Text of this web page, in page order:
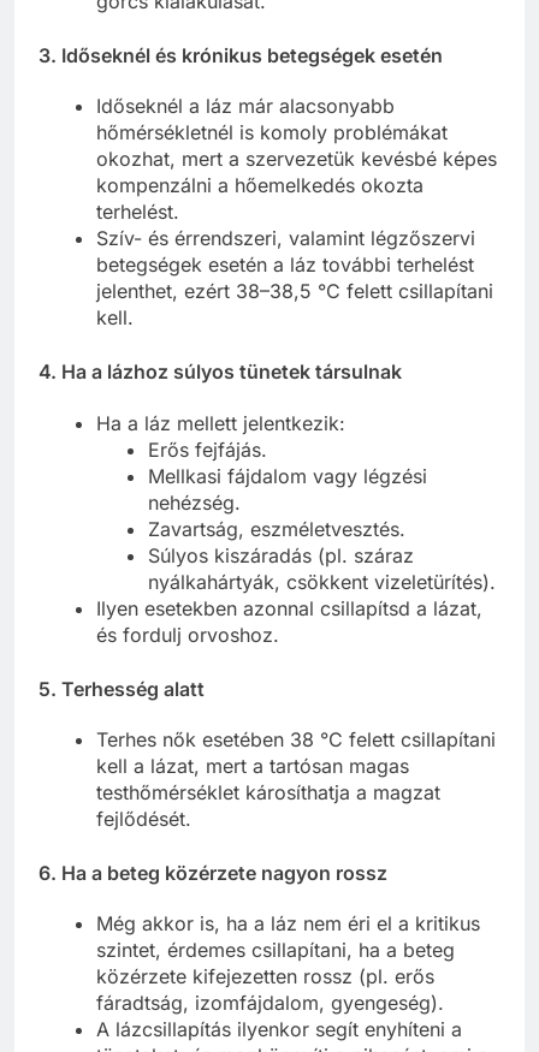
3. Időseknél és krónikus betegségek esetén
Időseknél a láz már alacsonyabb
hőmérsékletnél is komoly problémákat
okozhat, mert a szervezetük kevésbé képes
kompenzálni a hőemelkedés okozta
terhelést.
Szív- és érrendszeri, valamint légzőszervi
betegségek esetén a láz további terhelést
jelenthet, ezért 38–38,5 °C felett csillapítani
kell.
4. Ha a lázhoz súlyos tünetek társulnak
Ha a láz mellett jelentkezik:
Erős fejfájás.
Mellkasi fájdalom vagy légzési
nehézség.
Zavartság, eszméletvesztés.
Súlyos kiszáradás (pl. száraz
nyálkahártyák, csökkent vizeletürítés).
Ilyen esetekben azonnal csillapítsd a lázat,
és fordulj orvoshoz.
5. Terhesség alatt
Terhes nők esetében 38 °C felett csillapítani
kell a lázat, mert a tartósan magas
testhőmérséklet károsíthatja a magzat
fejlődését.
6. Ha a beteg közérzete nagyon rossz
Még akkor is, ha a láz nem éri el a kritikus
szintet, érdemes csillapítani, ha a beteg
közérzete kifejezetten rossz (pl. erős
fáradtság, izomfájdalom, gyengeség).
A lázcsillapítás ilyenkor segít enyhíteni a